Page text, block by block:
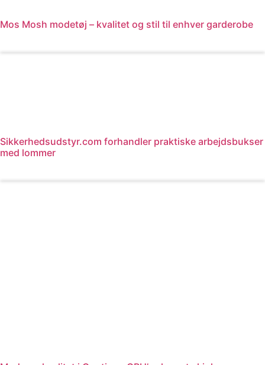
Mos Mosh modetøj – kvalitet og stil til enhver garderobe
Sikkerhedsudstyr.com forhandler praktiske arbejdsbukser
med lommer